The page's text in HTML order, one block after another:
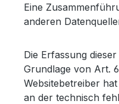
Eine
anderen
Die Erfassung
Grundlage von Art.
Websitebetreiber
an der technisch